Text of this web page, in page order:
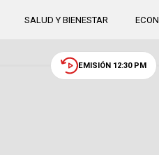
SALUD Y BIENESTAR
EMISIÓN 12:30 PM